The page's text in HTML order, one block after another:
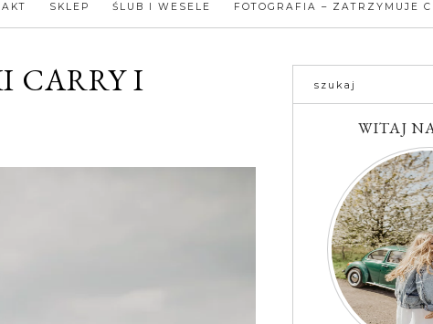
SKLEP ŚLUB I WESELE FOTOGRAFIA – ZATRZYMUJE
CARRY I
WITAJ